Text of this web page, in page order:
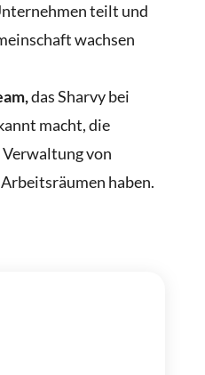
teilt und
wachsen
das Sharvy bei
macht, die
von
haben.